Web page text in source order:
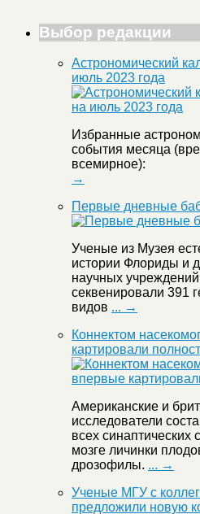
Выбор редакции
Астрономический
июль 2023 года
Избранные
события месяца
→
Первые дневные
Ученые из Музея
истории Флориды и
научных учреждений
секвенировали 391
видов ... →
Коннектом
картировали
Американские и
исследователи
всех синаптических
мозге личинки
дрозофилы. ... →
Ученые МГУ с
предложили новую